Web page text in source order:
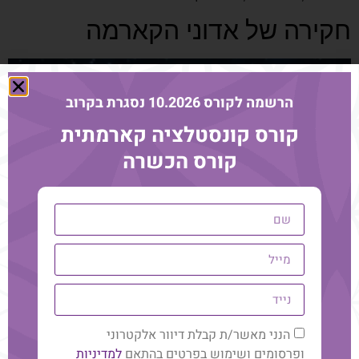
חקירה של אדוני הקארמה
מסע אל אדוני הקארמה והרשומות האקאשיות: גבולות הגישה
וצמיחה פנימית
המפגש בזום בנושא "חקירה של אדוני הקארמה" עורר שאלות
הרשמה לקורס 10.2026 נסגרת בקרוב
קורס קונסטלציה קארמתית
קורס הכשרה
הנני מאשר/ת קבלת דיוור אלקטרוני
ופרסומים ושימוש בפרטים בהתאםלמדיניות